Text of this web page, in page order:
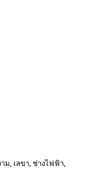
, เลขา, ช่างไฟฟ้า,